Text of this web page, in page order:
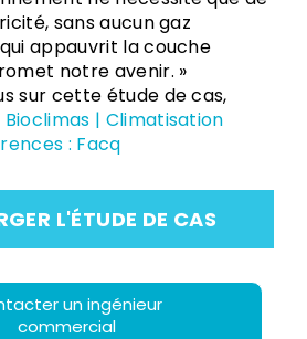
sans aucun gaz
appauvrit la couche
notre avenir. »
sur cette étude de cas,
Bioclimas | Climatisation
: Facq
L'ÉTUDE DE CAS
un ingénieur
commercial